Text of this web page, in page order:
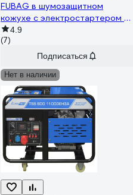
FUBAG в шумозащитном
кожухе с электростартером и
коннектором автоматики DS
11000 AC ES, 431744
4.9
(7)
Подписаться
Нет в наличии